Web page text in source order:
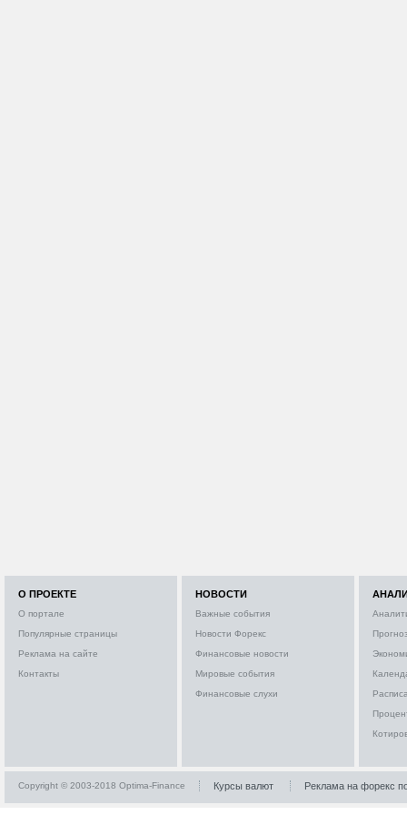
О ПРОЕКТЕ
О портале
Популярные страницы
Реклама на сайте
Контакты
НОВОСТИ
Важные события
Новости Форекс
Финансовые новости
Мировые события
Финансовые слухи
Copyright © 2003-2018 Optima-Finance Курсы валют Реклама на форекс